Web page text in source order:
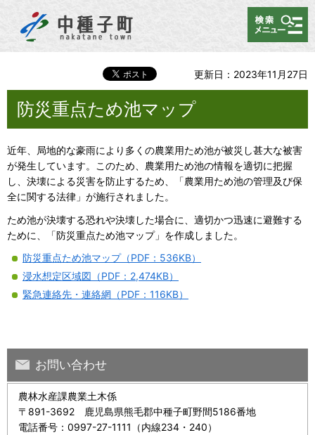
メニュー
更新日：2023年11月27日
防災重点ため池マップ
近年、局地的な豪雨により多くの農業用ため池が被災し甚大な被害
が発生しています。このため、農業用ため池の情報を適切に把握
し、決壊による災害を防止するため、「農業用ため池の管理及び保
全に関する法律」が施行されました。
ため池が決壊する恐れや決壊した場合に、適切かつ迅速に避難する
ために、「防災重点ため池マップ」を作成しました。
防災重点ため池マップ（PDF：536KB）
浸水想定区域図（PDF：2,474KB）
緊急連絡先・連絡網（PDF：116KB）
お問い合わせ
農林水産課農業土木係
〒891-3692 鹿児島県熊毛郡中種子町野間5186番地
電話番号：0997-27-1111（内線234・240）